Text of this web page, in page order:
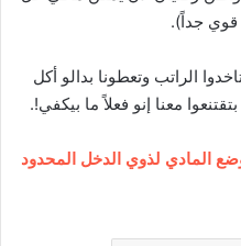
قوي جداً).
الراتب وتعطونا بدالو أكل
معنا إنو فعلاً ما بيكفي!.
المادي لذوي الدخل المحدود